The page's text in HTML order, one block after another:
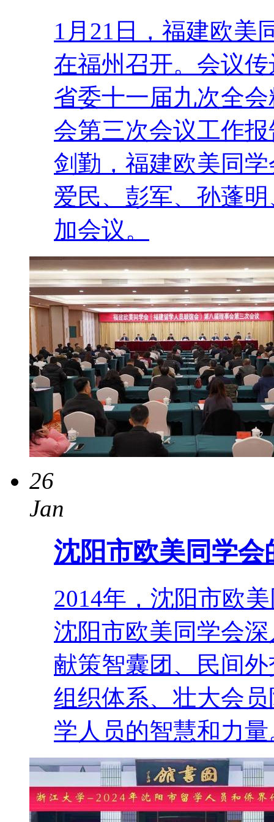
1月21日，福建欧美
在福州召开。会议
省委十一届九次全
会第三次会议工作
剑勤，福建欧美同
爱民、彭军、孙蓬
加会议。
26
Jan
沈阳市欧美同学会
2014年，沈阳市欧
沈阳市欧美同学会
献策智囊团、民间
组织体系、壮大会
学人员的智慧和力量